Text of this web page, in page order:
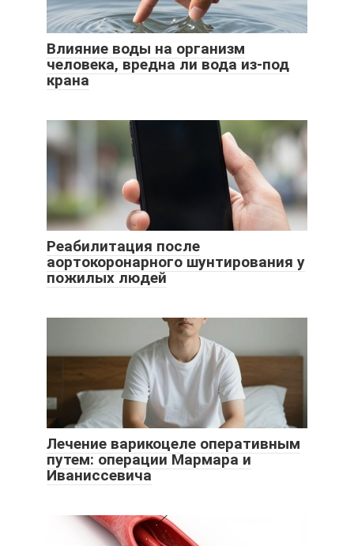
Влияние воды на организм
человека, вредна ли вода из-под
крана
Реабилитация после
аортокоронарного шунтирования у
пожилых людей
Лечение варикоцеле оперативным
путем: операции Мармара и
Иваниссевича